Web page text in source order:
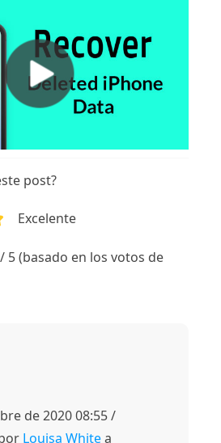
post?
Excelente
5 (basado en los votos de
de 2020 08:55 /
Louisa Whitea